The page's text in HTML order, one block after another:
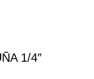
1/4″